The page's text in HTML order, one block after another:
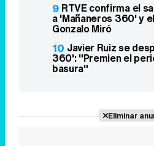
9 RTVE confirma el
a 'Mañaneros 360' y
Gonzalo Miró
10 Javier Ruiz se
360': "Premien el
basura"
Eliminar